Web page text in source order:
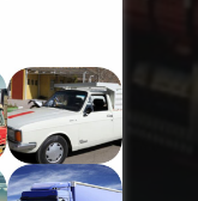
حمل بار با
حمل بار با
حمل بار با وانت